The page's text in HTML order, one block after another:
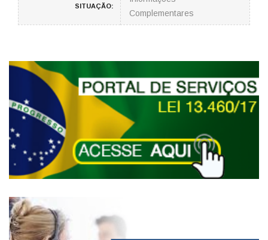
SITUAÇÃO:
Complementares